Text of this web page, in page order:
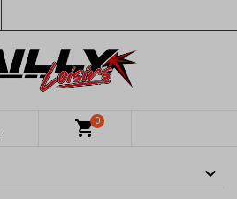
shopping_cart0